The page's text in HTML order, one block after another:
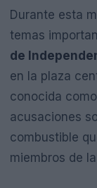
Durante esta
temas
de
en la plaza
conocida
acusaciones
combustible
miembros de